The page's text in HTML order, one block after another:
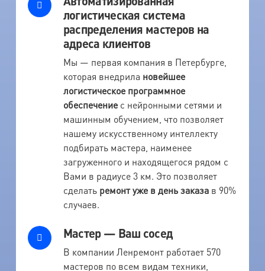
логистическая система
распределения мастеров на
адреса клиентов
Мы — первая компания в Петербурге,
которая внедрила новейшее
логистическое программное
обеспечениес нейронными сетями и
машинным обучением, что позволяет
нашему искусственному интеллекту
подбирать мастера, наименее
загруженного и находящегося рядом с
Вами в радиусе 3 км. Это позволяет
сделать ремонт уже в день заказав 90%
случаев.
Мастер — Ваш сосед
В компании Ленремонт работает 570
мастеров по всем видам техники,